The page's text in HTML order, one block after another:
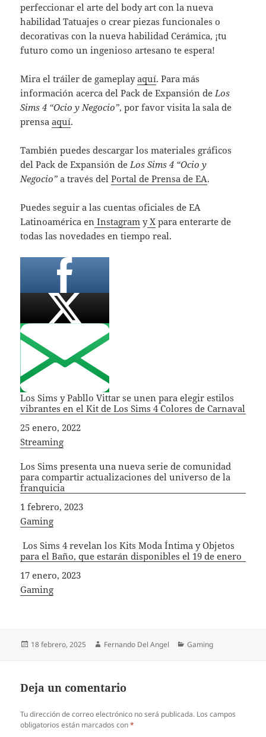
perfeccionar el arte del body art con la nueva
habilidad Tatuajes o crear piezas funcionales o
decorativas con la nueva habilidad Cerámica, ¡tu
futuro como un ingenioso artesano te espera!
Mira el tráiler de gameplayaquí. Para más
información acerca del Pack de Expansión de Los
Sims 4 “Ocio y Negocio”, por favor visita la sala de
prensaaquí.
También puedes descargar los materiales gráficos
del Pack de Expansión de Los Sims 4 “Ocio y
Negocio” a través delPortal de Prensa de EA.
Puedes seguir a las cuentas oficiales de EA
Latinoamérica en Instagram yX para enterarte de
todas las novedades en tiempo real.
Los Sims y Pabllo Vittar se unen para elegir estilos
vibrantes en el Kit de Los Sims 4 Colores de Carnaval
Fecha
25 enero, 2022
In relation to
Streaming
Los Sims presenta una nueva serie de comunidad
para compartir actualizaciones del universo de la
franquicia
Fecha
1 febrero, 2023
In relation to
Gaming
Los Sims 4 revelan los Kits Moda Íntima y Objetos
para el Baño, que estarán disponibles el 19 de enero
Fecha
17 enero, 2023
In relation to
Gaming
Publicado
18 febrero, 2025 Autor
Fernando Del Angel Categorías
Gaming
Deja un comentario
Tu dirección de correo electrónico no será publicada. Los campos
obligatorios están marcados con*